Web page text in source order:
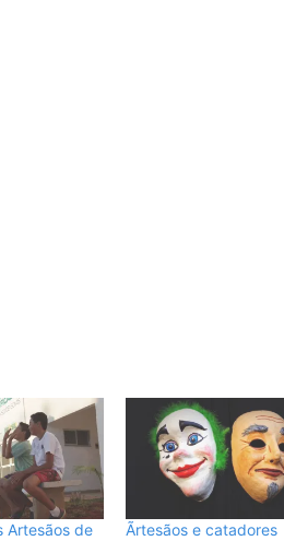
Artesãos de
Ãrtesãos e catadores